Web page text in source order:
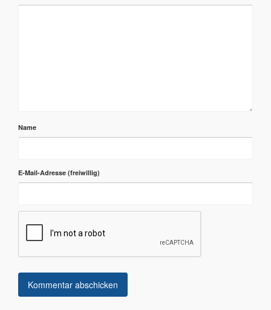
Name
E-Mail-Adresse